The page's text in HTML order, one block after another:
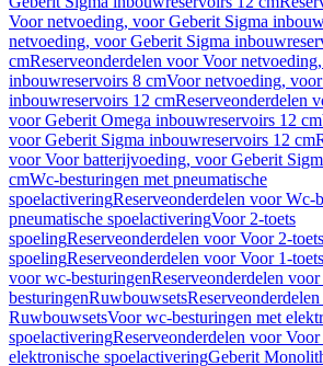
Voor netvoeding, voor Geberit Sigma
netvoeding, voor Geberit Sigma
cmReserveonderdelen voor Voor
inbouwreservoirs 8 cmVoor netvoeding,
inbouwreservoirs 12 cmReserveonderdelen
voor Geberit Omega inbouwreservoirs 12 cm
voor Geberit Sigma inbouwreservoirs 12 cm
voor Voor batterijvoeding, voor Geberit
cmWc-besturingen met pneumatische
spoelactiveringReserveonderdelen voor Wc-
pneumatische spoelactiveringVoor 2-toets
spoelingReserveonderdelen voor Voor 2-
spoelingReserveonderdelen voor Voor 1-
voor wc-besturingenReserveonderdelen
besturingenRuwbouwsets
RuwbouwsetsVoor wc-besturingen met
spoelactiveringReserveonderdelen voor
elektronische spoelactiveringGeberit